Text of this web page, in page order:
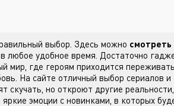
выбор. Здесь можно смотреть
любое удобное время. Достаточно
мир, где героям приходится переживать
На сайте отличный выбор сериалов и
скучать, но откроют другие реальности,
яркие эмоции с новинками, в которых